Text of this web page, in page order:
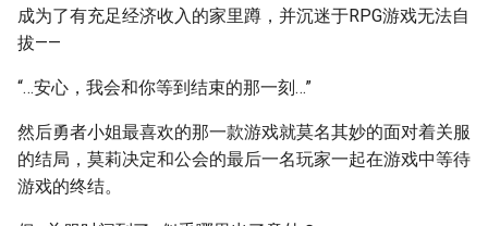
成为了有充足经济收入的家里蹲，并沉迷于RPG游戏无法自
拔——
“…安心，我会和你等到结束的那一刻…”
然后勇者小姐最喜欢的那一款游戏就莫名其妙的面对着关服
的结局，莫莉决定和公会的最后一名玩家一起在游戏中等待
游戏的终结。